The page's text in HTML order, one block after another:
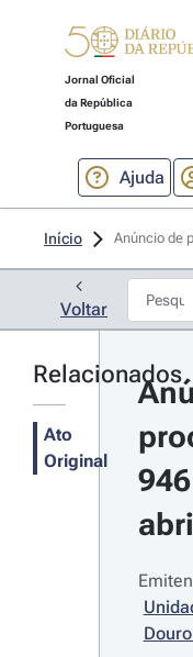
Jornal Oficial
da República
Portuguesa
Ajuda
Início Anúncio de
Voltar
Relacionados
Ato
Original